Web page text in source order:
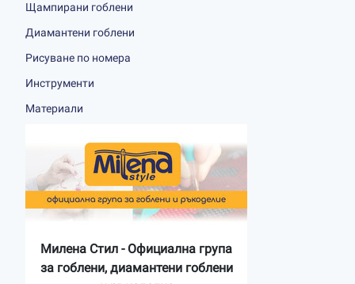
Щампирани гоблени
Диамантени гоблени
Рисуване по номера
Инструменти
Материали
Милена Стил - Официална група
за гоблени, диамантени гоблени